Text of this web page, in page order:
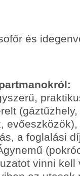
és
a foglalási
vinni